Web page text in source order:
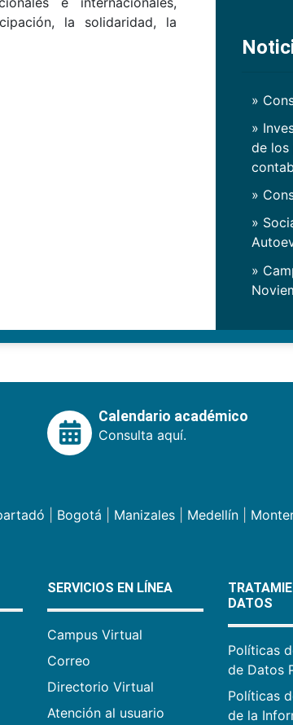
la solidaridad, la
»
»
de los
»
»
»
Calendario académico
Consulta aquí.
Bogotá Manizales| Medellín|
SERVICIOS EN LÍNEA
Campus Virtual
Correo
Directorio Virtual
Atención al usuario
DATOS
Políticas
de Datos
Políticas
de la